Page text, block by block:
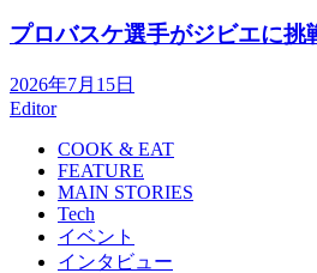
プロバスケ選手がジビエに
2026年7月15日
Editor
COOK & EAT
FEATURE
MAIN STORIES
Tech
イベント
インタビュー